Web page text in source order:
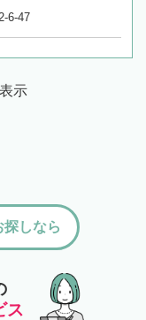
6-47
示
ス
しなら